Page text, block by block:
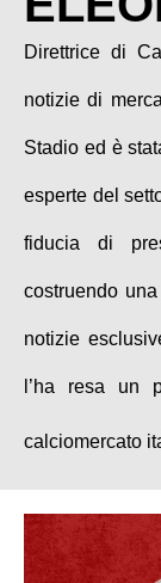
Direttrice di
notizie di
Stadio ed è
esperte del
fiducia di
costruendo
notizie
l’ha resa un
calciomercato